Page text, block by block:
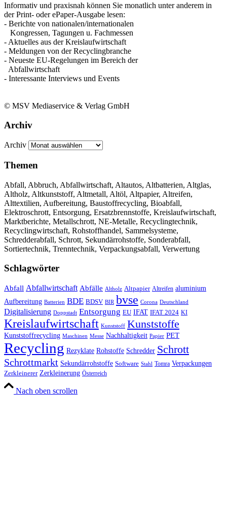
Informativ und praxisnah können Sie monatlich unter anderem in
der Print- oder ePaper-Ausgabe lesen:
- Berichte von nationalen/internationalen
Kongressen, Tagungen u. Fachmessen
- Aktuelles aus der Kreislaufwirtschaft
- Meldungen von der Recyclingbranche
- Neueste EU-Regelungen im Bereich der
Abfallwirtschaft
- Interessante Interviews und Events
© MSV Mediaservice & Verlag GmbH
Archiv
Archiv
Themen
Abfall, Abbruch, Abfallwirtschaft, Altautos, Altbatterien, Altglas,
Altholz, Altkunststoff, Altmetall, Altöl, Altpapier, Altreifen,
Alttextilien, Aufbereitung, Baustoffrecycling, Bioabfall,
Elektroschrott, Entsorgung, Ersatzbrennstoffe, Kreislaufwirtschaft,
Marktberichte, Metallschrott, NE-Metalle, Recyclingtechnik,
Recyclingwirtschaft, Rohstoffhandel, Sammelsysteme,
Schredderabfall, Schrott, Sekundärrohstoffe, Sonderabfall,
Sortiertechnik, Trenntechnik, Verpackungsabfall, Verwertung
Schlagwörter
Abfall Abfallwirtschaft Abfälle Altholz Altpapier Altreifen aluminium
Aufbereitung Batterien BDE BDSV BIR bvse Corona Deutschland
Digitalisierung Doppstadt Entsorgung EU IFAT IFAT 2024 KI
Kreislaufwirtschaft Kunststoff Kunststoffe
Kunststoffrecycling Maschinen Messe Nachhaltigkeit Papier PET
Recycling Rezyklate Rohstoffe Schredder Schrott
Schrottmarkt Sekundärrohstoffe Software Stahl Tomra Verpackungen
Zerkleinerer Zerkleinerung Österreich
Nach oben scrollen